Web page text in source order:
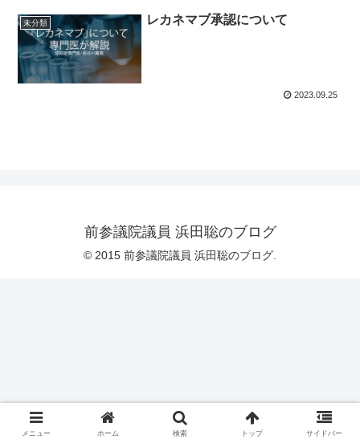
未分類 レカネマブ承認について
2023.09.25
前参議院議員 浜田聡のブログ
© 2015 前参議院議員 浜田聡のブログ.
メニュー ホーム 検索 トップ サイドバー